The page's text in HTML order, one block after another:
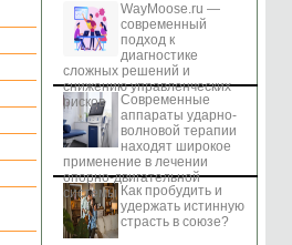
WayMoose.ru —
современный
подход к
диагностике
сложных решений и
снижению управленческих
рисков
Современные
аппараты ударно-
волновой терапии
находят широкое
применение в лечении
опорно-двигательной
системы Как пробудить и
удержать истинную
страсть в союзе?